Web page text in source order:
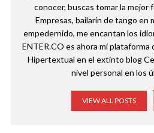
conocer, buscas tomar la
Empresas, bailarín de tango en
empedernido, me encantan los
ENTER.CO es ahora mi plataforma
Hipertextual en el extinto blog
nivel personal en los
VIEW ALL POSTS